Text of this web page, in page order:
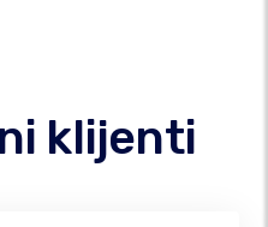
klijenti